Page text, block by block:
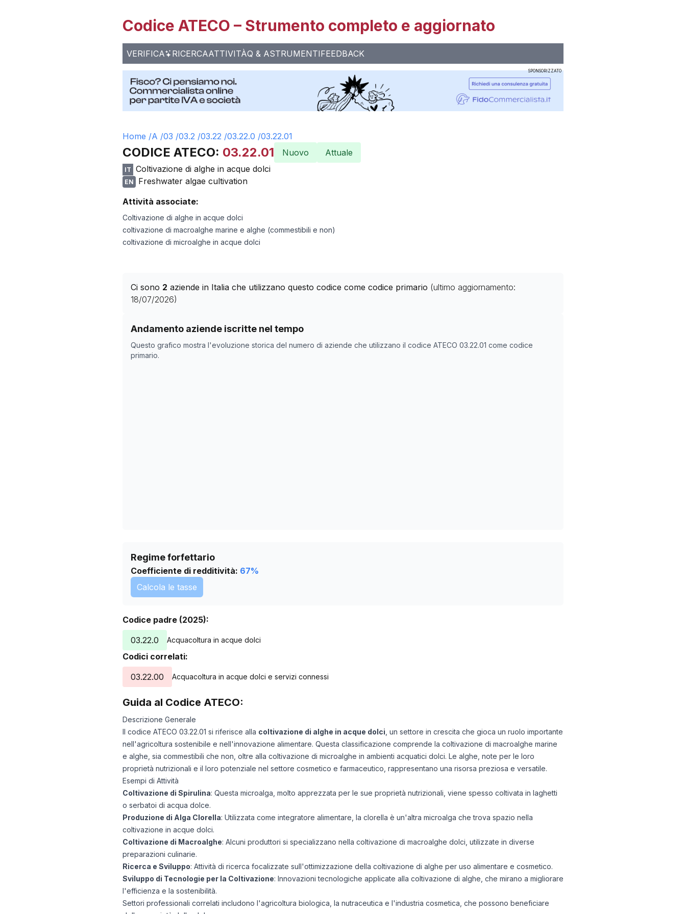
Codice ATECO – Strumento completo e aggiornato
VERIFICA RICERCAATTIVITÀQ & ASTRUMENTIFEEDBACK
SPONSORIZZATO
Home /A /03 /03.2 /03.22 /03.22.0 /03.22.01
CODICE ATECO: 03.22.01 Nuovo Attuale
IT Coltivazione di alghe in acque dolci
EN
Freshwater algae cultivation
Attività associate:
Coltivazione di alghe in acque dolci
coltivazione di macroalghe marine e alghe (commestibili e non)
coltivazione di microalghe in acque dolci
Ci sono 2 aziende in Italia che utilizzano questo codice come codice primario (ultimo aggiornamento:
18/07/2026)
Andamento aziende iscritte nel tempo
Questo grafico mostra l'evoluzione storica del numero di aziende che utilizzano il codice ATECO 03.22.01 come codice
primario.
Storico numero di aziende con codice ATECO
Data rilevazione
Numero aziende
09/05/2025
Regime forfettario
Coefficiente di redditività: 67%
Calcola le tasse
Codice padre (2025):
03.22.0
Acquacoltura in acque dolci
Codici correlati:
03.22.00
Acquacoltura in acque dolci e servizi connessi
Guida al Codice ATECO:
Descrizione Generale
Il codice ATECO 03.22.01 si riferisce alla coltivazione di alghe in acque dolci , un settore in crescita che gioca un ruolo importante
nell'agricoltura sostenibile e nell'innovazione alimentare. Questa classificazione comprende la coltivazione di macroalghe marine
e alghe, sia commestibili che non, oltre alla coltivazione di microalghe in ambienti acquatici dolci. Le alghe, note per le loro
proprietà nutrizionali e il loro potenziale nel settore cosmetico e farmaceutico, rappresentano una risorsa preziosa e versatile.
Esempi di Attività
Coltivazione di Spirulina: Questa microalga, molto apprezzata per le sue proprietà nutrizionali, viene spesso coltivata in laghetti
o serbatoi di acqua dolce.
Produzione di Alga Clorella: Utilizzata come integratore alimentare, la clorella è un'altra microalga che trova spazio nella
coltivazione in acque dolci.
Coltivazione di Macroalghe: Alcuni produttori si specializzano nella coltivazione di macroalghe dolci, utilizzate in diverse
preparazioni culinarie.
Ricerca e Sviluppo: Attività di ricerca focalizzate sull'ottimizzazione della coltivazione di alghe per uso alimentare e cosmetico.
Sviluppo di Tecnologie per la Coltivazione: Innovazioni tecnologiche applicate alla coltivazione di alghe, che mirano a migliorare
l'efficienza e la sostenibilità.
Settori professionali correlati includono l'agricoltura biologica, la nutraceutica e l'industria cosmetica, che possono beneficiare